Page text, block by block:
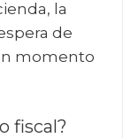
la
de
momento
fiscal?